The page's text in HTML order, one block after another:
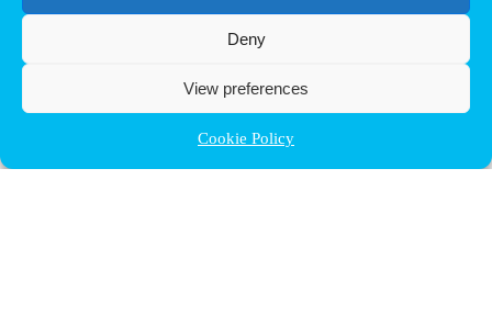
Deny
View preferences
Cookie Policy